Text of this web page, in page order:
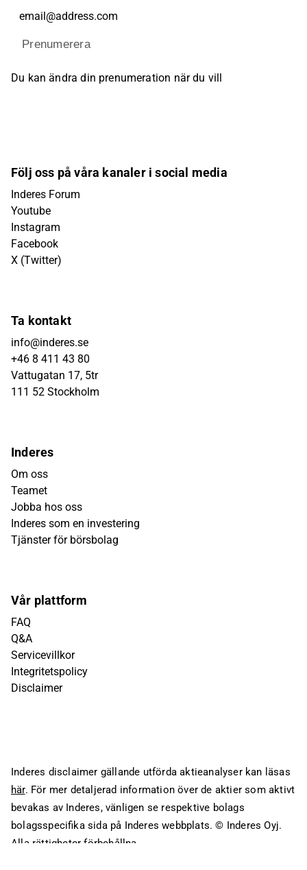
Prenumerera
Du kan ändra din prenumeration när du vill
Följ oss på våra kanaler i social media
Inderes Forum
Youtube
Instagram
Facebook
X (Twitter)
Ta kontakt
info@inderes.se
+46 8 411 43 80
Vattugatan 17, 5tr
111 52 Stockholm
Inderes
Om oss
Teamet
Jobba hos oss
Inderes som en investering
Tjänster för börsbolag
Vår plattform
FAQ
Q&A
Servicevillkor
Integritetspolicy
Disclaimer
Inderes disclaimer gällande utförda aktieanalyser kan läsas
här. För mer detaljerad information över de aktier som aktivt
bevakas av Inderes, vänligen se respektive bolags
bolagsspecifika sida på Inderes webbplats. © Inderes Oyj.
Alla rättigheter förbehållna.